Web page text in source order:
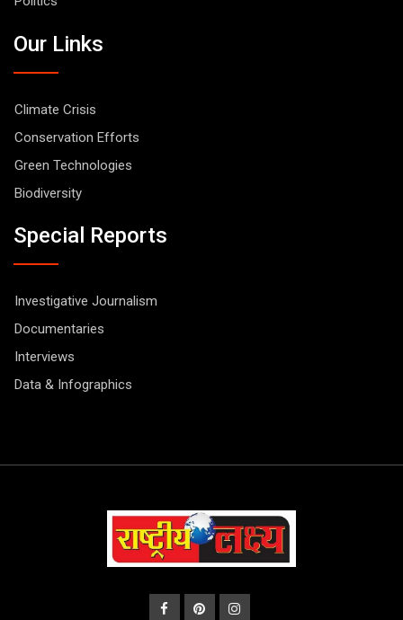
Our Links
Climate Crisis
Conservation Efforts
Green Technologies
Biodiversity
Special Reports
Investigative Journalism
Documentaries
Interviews
Data & Infographics